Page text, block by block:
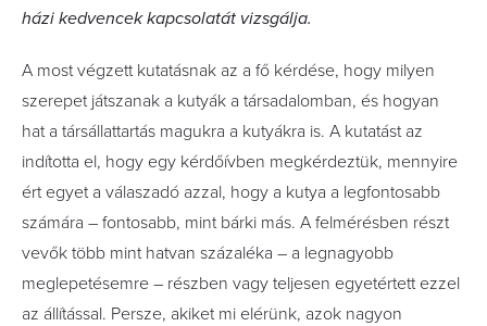
házi kedvencek kapcsolatát vizsgálja.
A most végzett kutatásnak az a fő kérdése, hogy milyen
szerepet játszanak a kutyák a társadalomban, és hogyan
hat a társállattartás magukra a kutyákra is. A kutatást az
indította el, hogy egy kérdőívben megkérdeztük, mennyire
ért egyet a válaszadó azzal, hogy a kutya a legfontosabb
számára – fontosabb, mint bárki más. A felmérésben részt
vevők több mint hatvan százaléka – a legnagyobb
meglepetésemre – részben vagy teljesen egyetértett ezzel
az állítással. Persze, akiket mi elérünk, azok nagyon